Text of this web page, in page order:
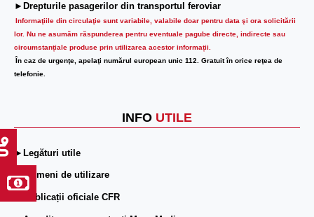
►Drepturile pasagerilor din transportul feroviar
Informaţiile din circulaţie sunt variabile, valabile doar pentru data şi ora solicitării
lor. Nu ne asumăm răspunderea pentru eventuale pagube directe, indirecte sau
circumstanțiale produse prin utilizarea acestor informații.
În caz de urgenţe, apelaţi numărul european unic 112. Gratuit în orice reţea de
telefonie.
INFO UTILE
►Legături utile
►Termeni de utilizare
►Publicații oficiale CFR